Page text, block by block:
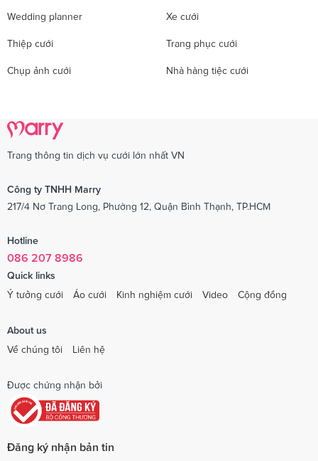
Wedding planner Xe cưới
Thiệp cưới Trang phục cưới
Chụp ảnh cưới Nhà hàng tiệc cưới
Trang thông tin dịch vụ cưới lớn nhất VN
Công ty TNHH Marry
217/4 Nơ Trang Long, Phường 12, Quận Bình Thạnh, TP.HCM
Hotline
086 207 8986
Quick links
Ý tưởng cưới
Áo cưới Kinh nghiệm cưới Video Cộng đồng
About us
Về chúng tôi
Liên hệ
Được chứng nhận bởi
Đăng ký nhận bản tin